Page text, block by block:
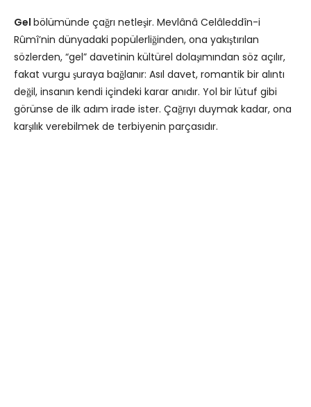
Gel bölümünde çağrı netleşir. Mevlânâ Celâleddîn-i
Rûmî’nin dünyadaki popülerliğinden, ona yakıştırılan
sözlerden, “gel” davetinin kültürel dolaşımından söz açılır,
fakat vurgu şuraya bağlanır: Asıl davet, romantik bir alıntı
değil, insanın kendi içindeki karar anıdır. Yol bir lütuf gibi
görünse de ilk adım irade ister. Çağrıyı duymak kadar, ona
karşılık verebilmek de terbiyenin parçasıdır.